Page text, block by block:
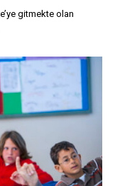
gitmekte olan